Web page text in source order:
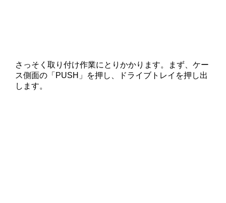
さっそく取り付け作業にとりかかります。まず、ケー
ス側面の「PUSH」を押し、ドライブトレイを押し出
します。